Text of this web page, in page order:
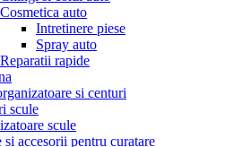
Cosmetica auto
Intretinere piese
Spray auto
Reparatii rapide
si centuri
scule
scule
si accesorii pentru curatare